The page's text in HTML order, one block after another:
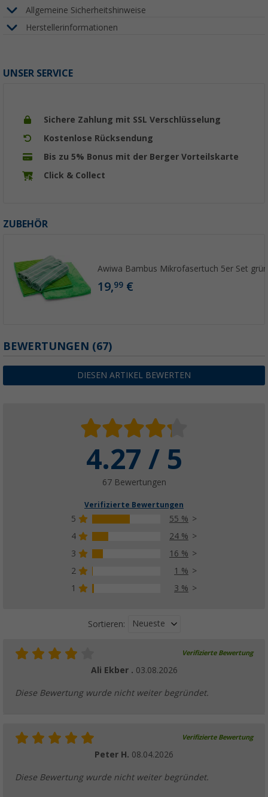
Allgemeine Sicherheitshinweise
Herstellerinformationen
UNSER SERVICE
Sichere Zahlung mit SSL Verschlüsselung
Kostenlose Rücksendung
Bis zu 5% Bonus mit der Berger Vorteilskarte
Click & Collect
ZUBEHÖR
Awiwa Bambus Mikrofasertuch 5er Set grün
19,99 €
BEWERTUNGEN (67)
DIESEN ARTIKEL BEWERTEN
4.27 / 5
67 Bewertungen
Verifizierte Bewertungen
5
55 %
4
24 %
3
16 %
2
1 %
1
3 %
Sortieren: Neueste
Verifizierte Bewertung
Ali Ekber . 03.08.2026
Diese Bewertung wurde nicht weiter begründet.
Verifizierte Bewertung
Peter H. 08.04.2026
Diese Bewertung wurde nicht weiter begründet.